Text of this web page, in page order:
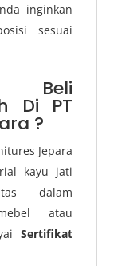
inginkan
sesuai
Beli
Di PT
?
Jepara
kayu jati
dalam
atau
Sertifikat